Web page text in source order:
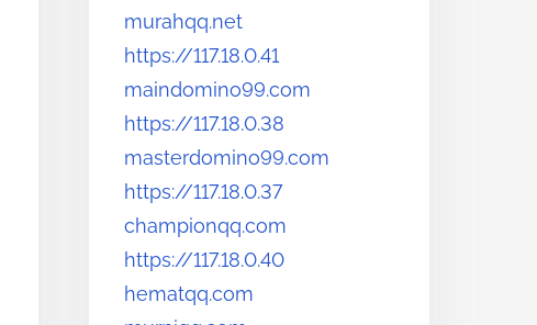
murahqq.net
https://117.18.0.41
maindomino99.com
https://117.18.0.38
masterdomino99.com
https://117.18.0.37
championqq.com
https://117.18.0.40
hematqq.com